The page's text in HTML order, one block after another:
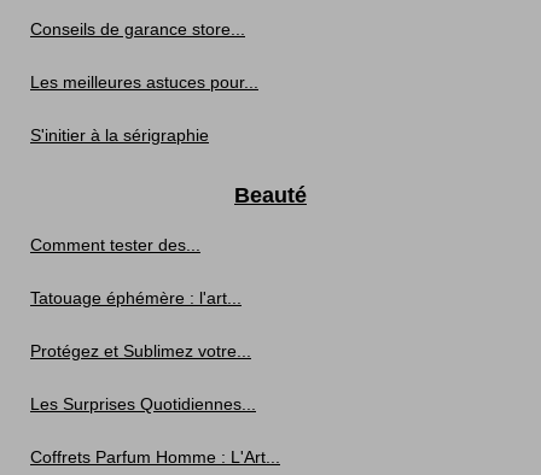
Conseils de garance store...
Les meilleures astuces pour...
S'initier à la sérigraphie
Beauté
Comment tester des...
Tatouage éphémère : l'art...
Protégez et Sublimez votre...
Les Surprises Quotidiennes...
Coffrets Parfum Homme : L'Art...